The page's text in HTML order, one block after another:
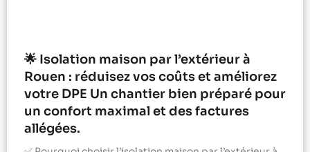
🌟 Isolation maison par l’extérieur à
Rouen : réduisez vos coûts et améliorez
votre DPE Un chantier bien préparé pour
un confort maximal et des factures
allégées.